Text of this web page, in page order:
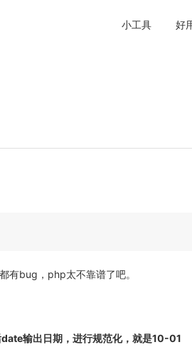
小工具 好
有bug，php太不靠谱了吧。
输出日期，进行规范化，就是10-01